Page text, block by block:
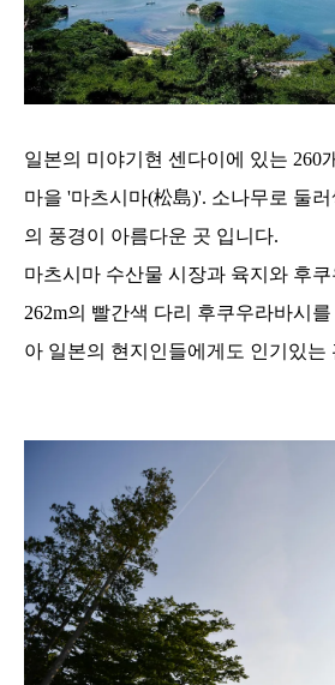
일본의 미야기현 센다이에 있는 260
마을 '마츠시마(松島)'. 소나무로 둘
의 풍경이 아름다운 곳 입니다.
마츠시마 수산물 시장과 육지와 후
262m의 빨간색 다리 후쿠우라바시
아 일본의 현지인들에게도 인기있는